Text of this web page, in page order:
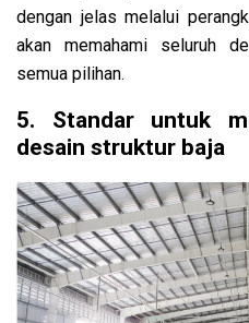
dengan jelas melalui
akan memahami seluruh
semua pilihan.
5. Standar untuk
desain struktur baja